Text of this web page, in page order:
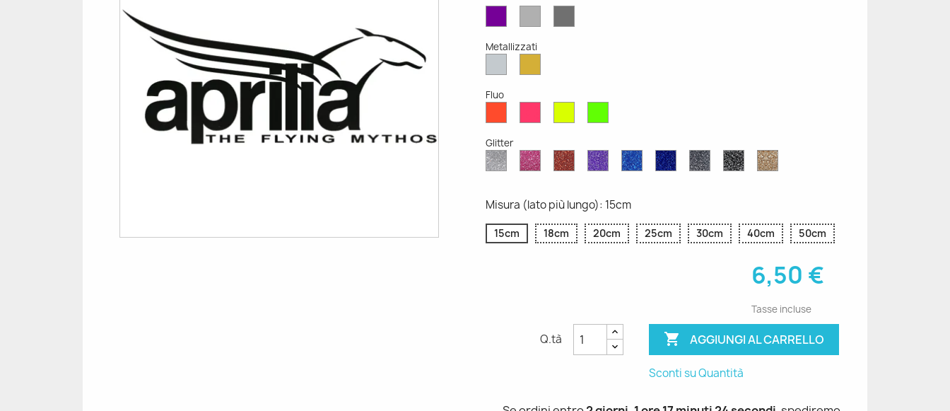
OpacoChiaroScuro
Metallizzati
MetallizzatoMetallizzato
Fluo
Fluo
Fluo
Fluo
Fluo
Glitter
Diamante
Glitter
Rosa
Glitter
Rosso
Glitter
Viola
Glitter
Blu
Zaffiro
Blu
Cobalto
Grigio
Glitter
Nero
Glitter
Oro
Glitter
Misura (lato più lungo): 15cm
15cm 18cm 20cm 25cm 30cm 40cm 50cm
6,50 €
Tasse incluse
Q.tà  AGGIUNGI AL CARRELLO
Sconti su Quantità